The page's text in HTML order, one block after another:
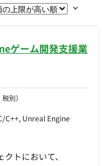
ゲーム開発支援業
別）
C++, Unreal Engine
トにおいて、